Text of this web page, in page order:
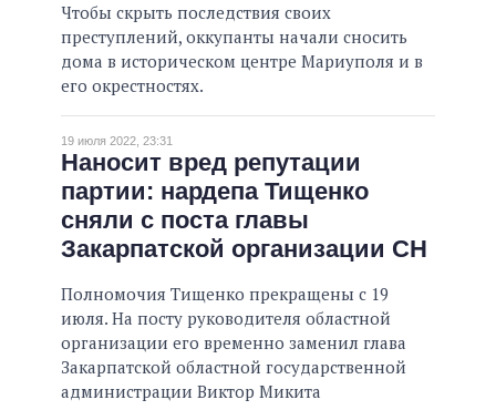
Чтобы скрыть последствия своих
преступлений, оккупанты начали сносить
дома в историческом центре Мариуполя и в
его окрестностях.
19 июля 2022, 23:31
Наносит вред репутации
партии: нардепа Тищенко
сняли с поста главы
Закарпатской организации СН
Полномочия Тищенко прекращены с 19
июля. На посту руководителя областной
организации его временно заменил глава
Закарпатской областной государственной
администрации Виктор Микита